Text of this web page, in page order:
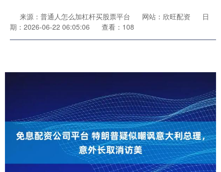
来源：普通人怎么加杠杆买股票平台 网站：欣旺配资
日
期：2026-06-22 06:05:06
查看：108